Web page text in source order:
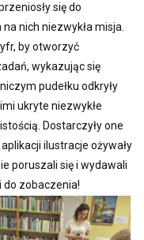
się do
nich niezwykła misja.
by otworzyć
wykazując się
pudełku odkryły
ukryte niezwykłe
Dostarczyły one
ilustracje ożywały
poruszali się i wydawali
do zobaczenia!